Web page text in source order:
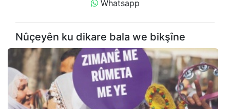
Whatsapp
Nûçeyên ku dikare bala we bikşîne